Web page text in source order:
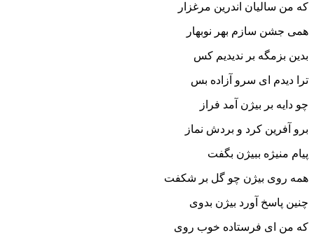
که من سالیان اندرین مرغزار
همى جشن سازم بهر نوبهار
بدین بزمگه بر ندیدیم کس
ترا دیدم اى سرو آزاده بس‏
چو دایه بر بیژن آمد فراز
برو آفرین کرد و بردش نماز
پیام منیژه ببیژن بگفت
همه روى بیژن چو گل بر شکفت‏
چنین پاسخ آورد بیژن بدوى
که من اى فرستاده خوب روى‏